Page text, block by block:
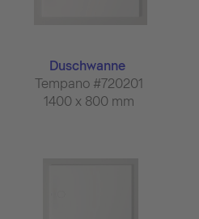
Duschwanne
Tempano #720201
1400 x 800 mm